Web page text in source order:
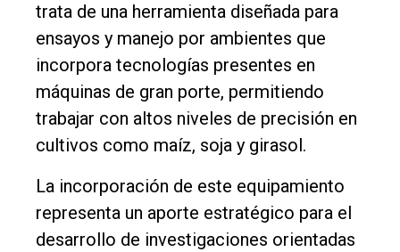
trata de una herramienta diseñada para
ensayos y manejo por ambientes que
incorpora tecnologías presentes en
máquinas de gran porte, permitiendo
trabajar con altos niveles de precisión en
cultivos como maíz, soja y girasol.
La incorporación de este equipamiento
representa un aporte estratégico para el
desarrollo de investigaciones orientadas